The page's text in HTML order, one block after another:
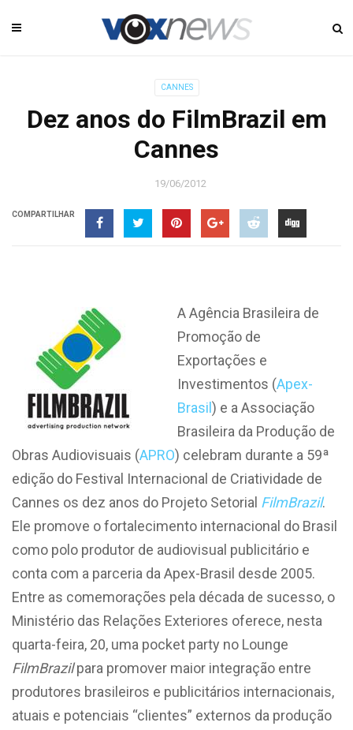
CANNES
Dez anos do FilmBrazil em
Cannes
19/06/2012
COMPARTILHAR
A Agência Brasileira de
Promoção de
Exportações e
Investimentos (Apex-
Brasil ) e a Associação
Brasileira da Produção de
Obras Audiovisuais (APRO) celebram durante a 59ª
edição do Festival Internacional de Criatividade de
Cannes os dez anos do Projeto Setorial FilmBrazil.
Ele promove o fortalecimento internacional do Brasil
como polo produtor de audiovisual publicitário e
conta com a parceria da Apex-Brasil desde 2005.
Entre as comemorações pela década de sucesso, o
Ministério das Relações Exteriores oferece, nesta
quarta-feira, 20, uma pocket party no Lounge
FilmBrazilpara promover maior integração entre
produtores brasileiros e publicitários internacionais,
atuais e potenciais “clientes” externos da produção